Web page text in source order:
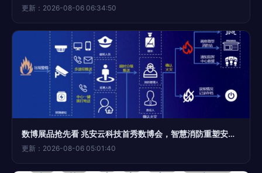
更新：2026-08-06 06:34:50
数博展品抢先看 兆安云科技首秀数博会，智慧消防重塑安全新体验
更新：2026-08-06 05:01:40